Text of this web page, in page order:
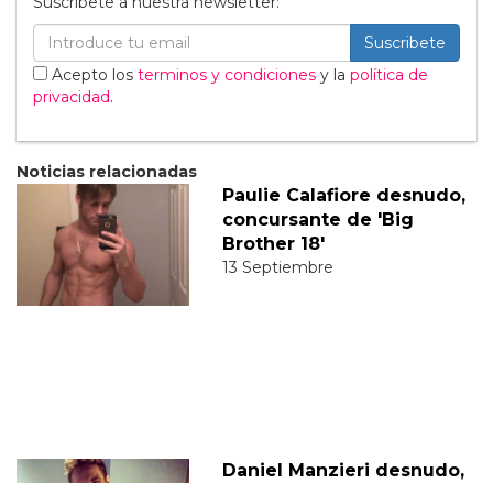
Suscribete
Acepto los terminos y condiciones y la política de
privacidad.
Noticias relacionadas
Paulie Calafiore desnudo,
concursante de 'Big
Brother 18'
13 Septiembre
Daniel Manzieri desnudo,